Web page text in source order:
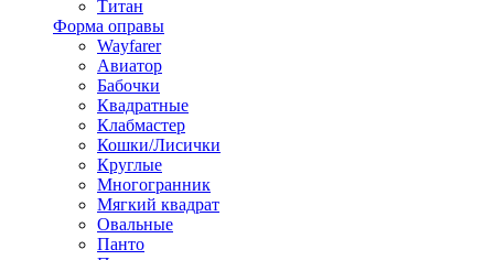
Титан
Форма оправы
Wayfarer
Авиатор
Бабочки
Квадратные
Клабмастер
Кошки/Лисички
Круглые
Многогранник
Мягкий квадрат
Овальные
Панто